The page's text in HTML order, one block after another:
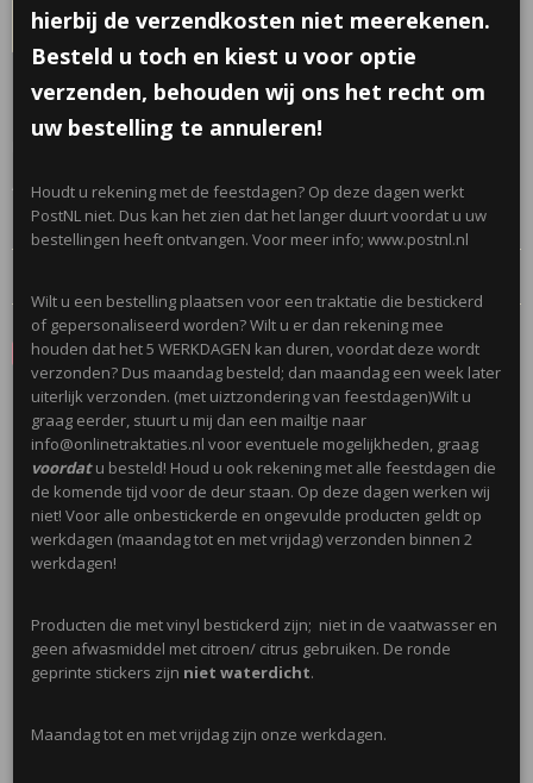
IN WINKELWAGEN
Omschrijving
Kleine vrolijk kaartje, om je traktatie persoonlijk te maken!
Afmetingen;36 x 80 mm
Zonder touwtje.
Save
Ook interessant
Mini Emmertje 155ml
€ 0,50
hierbij de verzendkosten niet meerekenen.
Besteld u toch en kiest u voor optie
verzenden, behouden wij ons het recht om
uw bestelling te annuleren!
Houdt u rekening met de feestdagen? Op deze dagen werkt
PostNL niet. Dus kan het zien dat het langer duurt voordat u uw
bestellingen heeft ontvangen. Voor meer info; www.postnl.nl
Wilt u een bestelling plaatsen voor een traktatie die bestickerd
of gepersonaliseerd worden? Wilt u er dan rekening mee
houden dat het 5 WERKDAGEN kan duren, voordat deze wordt
verzonden? Dus maandag besteld; dan maandag een week later
uiterlijk verzonden. (met uiztzondering van feestdagen)Wilt u
graag eerder, stuurt u mij dan een mailtje naar
info@onlinetraktaties.nl voor eventuele mogelijkheden, graag
voordatu besteld! Houd u ook rekening met alle feestdagen die
de komende tijd voor de deur staan. Op deze dagen werken wij
niet! Voor alle onbestickerde en ongevulde producten geldt op
werkdagen (maandag tot en met vrijdag) verzonden binnen 2
werkdagen!
Producten die met vinyl bestickerd zijn; niet in de vaatwasser en
geen afwasmiddel met citroen/ citrus gebruiken. De ronde
geprinte stickers zijn niet waterdicht.
Maandag tot en met vrijdag zijn onze werkdagen.